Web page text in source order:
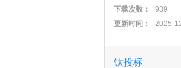
下载次数：
939
更新时间：
2025-
钛投标